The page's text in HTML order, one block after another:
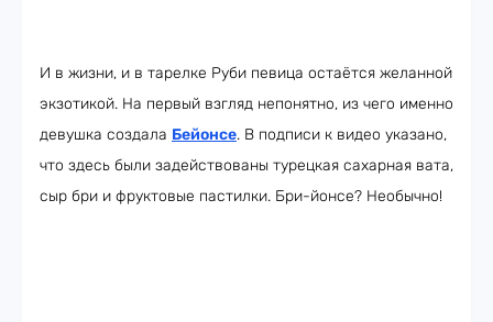
И в жизни, и в тарелке Руби певица остаётся желанной
экзотикой. На первый взгляд непонятно, из чего именно
девушка создала Бейонсе. В подписи к видео указано,
что здесь были задействованы турецкая сахарная вата,
сыр бри и фруктовые пастилки. Бри-йонсе? Необычно!